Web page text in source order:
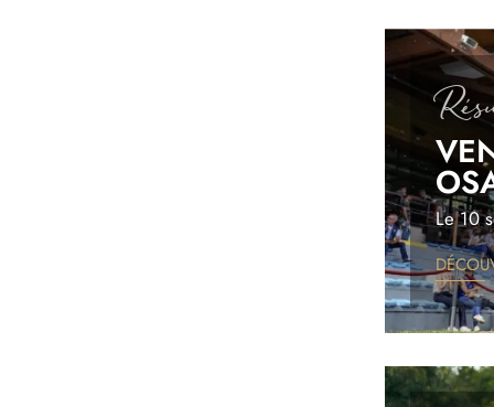
Image
Le 10
Image